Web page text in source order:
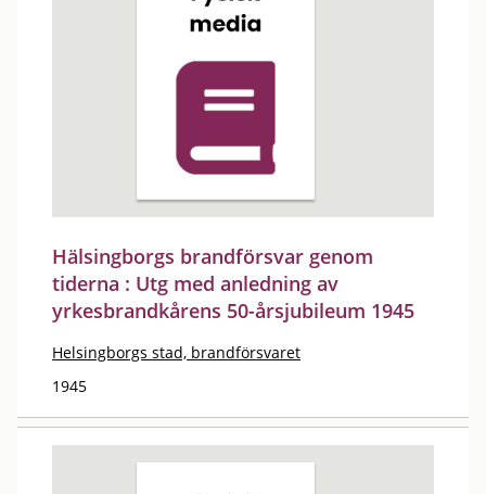
Hälsingborgs brandförsvar genom
tiderna : Utg med anledning av
yrkesbrandkårens 50-årsjubileum 1945
Helsingborgs stad, brandförsvaret
1945